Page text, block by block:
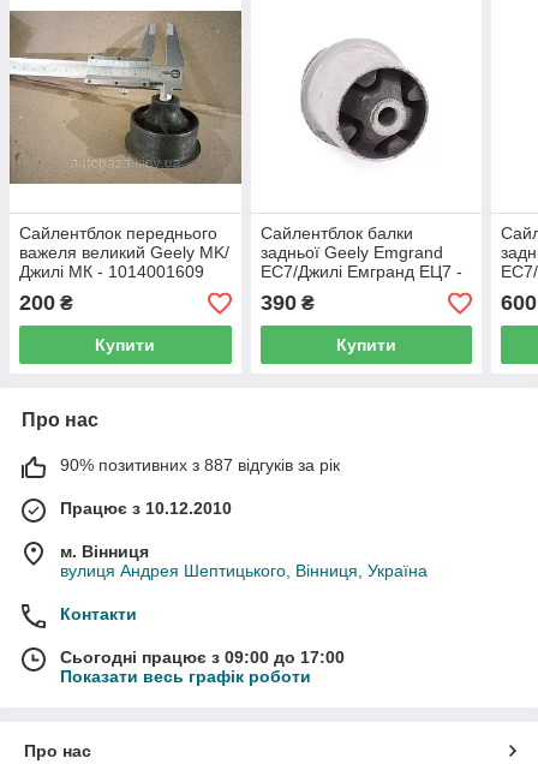
Сайлентблок переднього
важеля великий Geely MK/
Джилі МК - 1014001609
200 ₴
Купити
Сайлентблок балки
задньої Geely Emgrand
EC7/Джилі Емгранд ЕЦ7 -
1064001664
390₴
Купити
600
Про нас
90% позитивних з 887 відгуків за рік
Працює з 10.12.2010
м. Вінниця
вулиця Андрея Шептицького, Вінниця, Україна
Контакти
Сьогодні працює з 09:00 до 17:00
Показати весь графік роботи
Про нас